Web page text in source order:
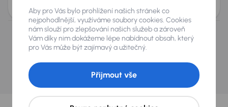
od 3 030 Kč
Nevybrali jste si? Nevadí, na našich pobočkách na
Slovensku a v Polsku můžeme mít podobné vozy,
které hledáte.
Najít podobný vůz
Aby pro Vás bylo prohlížení našich stránek co
nejpohodlnější, využíváme soubory cookies. Cookies
nám slouží pro zlepšování našich služeb a zároveň
Vám díky nim dokážeme lépe nabídnout obsah, který
pro Vás může být zajímavý a užitečný.
Přijmout vše